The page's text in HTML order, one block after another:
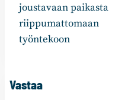
joustavaan paikasta
riippumattomaan
työntekoon
Vastaa